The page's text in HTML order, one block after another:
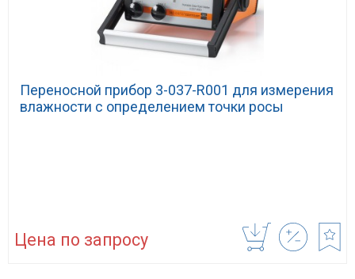
Переносной прибор 3-037-R001 для измерения
влажности с определением точки росы
Цена по запросу